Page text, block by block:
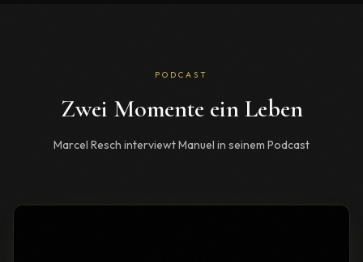
PODCAST
Zwei Momente ein Leben
Marcel Resch interviewt Manuel in seinem Podcast